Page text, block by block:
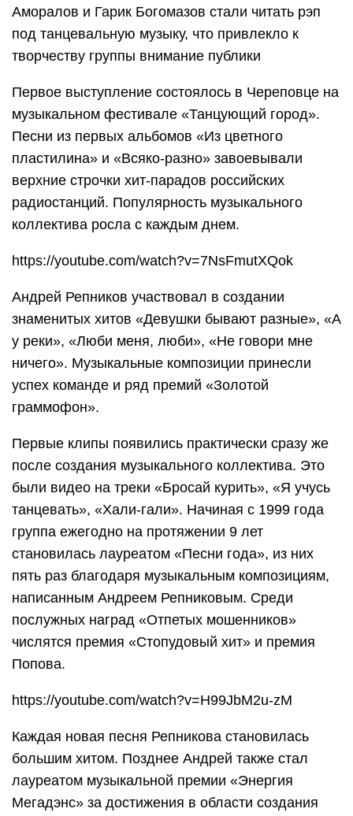
Аморалов и Гарик Богомазов стали читать рэп
под танцевальную музыку, что привлекло к
творчеству группы внимание публики
Первое выступление состоялось в Череповце на
музыкальном фестивале «Танцующий город».
Песни из первых альбомов «Из цветного
пластилина» и «Всяко-разно» завоевывали
верхние строчки хит-парадов российских
радиостанций. Популярность музыкального
коллектива росла с каждым днем.
https://youtube.com/watch?v=7NsFmutXQok
Андрей Репников участвовал в создании
знаменитых хитов «Девушки бывают разные», «А
у реки», «Люби меня, люби», «Не говори мне
ничего». Музыкальные композиции принесли
успех команде и ряд премий «Золотой
граммофон».
Первые клипы появились практически сразу же
после создания музыкального коллектива. Это
были видео на треки «Бросай курить», «Я учусь
танцевать», «Хали-гали». Начиная с 1999 года
группа ежегодно на протяжении 9 лет
становилась лауреатом «Песни года», из них
пять раз благодаря музыкальным композициям,
написанным Андреем Репниковым. Среди
послужных наград «Отпетых мошенников»
числятся премия «Стопудовый хит» и премия
Попова.
https://youtube.com/watch?v=H99JbM2u-zM
Каждая новая песня Репникова становилась
большим хитом. Позднее Андрей также стал
лауреатом музыкальной премии «Энергия
Мегадэнс» за достижения в области создания